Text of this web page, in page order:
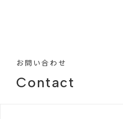
お問い合わせ
Contact